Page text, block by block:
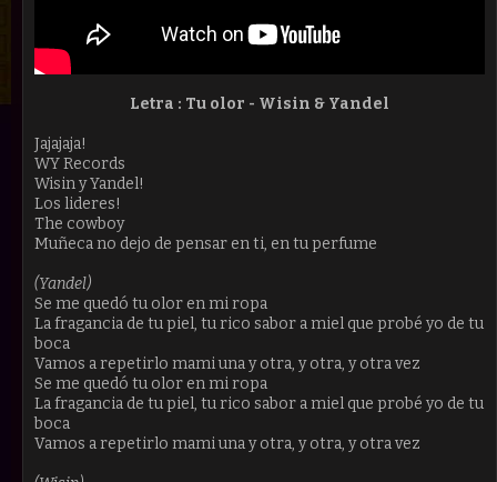
Letra : Tu olor - Wisin & Yandel
Jajajaja!
WY Records
Wisin y Yandel!
Los lideres!
The cowboy
Muñeca no dejo de pensar en ti, en tu perfume
(Yandel)
Se me quedó tu olor en mi ropa
La fragancia de tu piel, tu rico sabor a miel que probé yo de tu
boca
Vamos a repetirlo mami una y otra, y otra, y otra vez
Se me quedó tu olor en mi ropa
La fragancia de tu piel, tu rico sabor a miel que probé yo de tu
boca
Vamos a repetirlo mami una y otra, y otra, y otra vez